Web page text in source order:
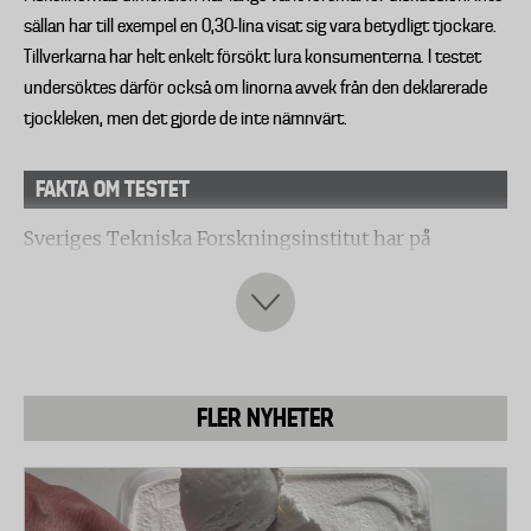
sällan har till exempel en 0,30-lina visat sig vara betydligt tjockare.
Tillverkarna har helt enkelt försökt lura konsumenterna. I testet
undersöktes därför också om linorna avvek från den deklarerade
tjockleken, men det gjorde de inte nämnvärt.
FAKTA OM TESTET
Sveriges Tekniska Forskningsinstitut har på
Testfaktas uppdrag testat ett urval av fiskelinor i
nylon med tjockleken 0,30 mm.
Testet omfattar momenten dragstyrka med och
Dragstyrkan testades genom att linan belastades
tills den brast. I det första delmomentet testades
andra delmomenten med betesknut som fuktats
innan åtdragning.
FLER NYHETER